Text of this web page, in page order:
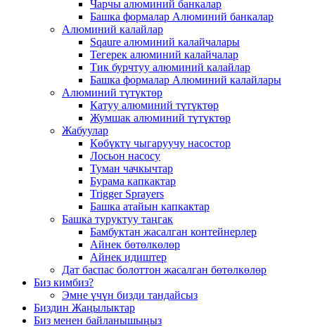
Чарчы алюминий банкалар
Башка формалар Алюминий банкалар
Алюминий калайлар
Sqaure алюминий калайчалары
Тегерек алюминий калайчалар
Тик бурчтуу алюминий калайлар
Башка формалар Алюминий калайлары
Алюминий түтүктөр
Катуу алюминий түтүктөр
Жумшак алюминий түтүктөр
Жабуулар
Көбүктү чыгаруучу насостор
Лосьон насосу
Туман чачкычтар
Бурама капкактар
Trigger Sprayers
Башка атайын капкактар
Башка туруктуу таңгак
Бамбуктан жасалган контейнерлер
Айнек бөтөлкөлөр
Айнек идиштер
Дат баспас болоттон жасалган бөтөлкөлөр
Биз кимбиз?
Эмне үчүн бизди тандайсыз
Биздин Жаңылыктар
Биз менен байланышыңыз